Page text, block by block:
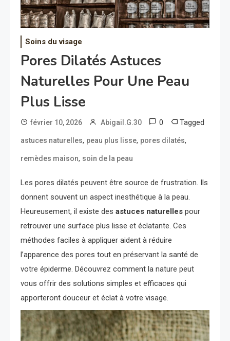
Soins du visage
Pores Dilatés Astuces
Naturelles Pour Une Peau
Plus Lisse
février 10, 2026 Abigail.G.30 0 Tagged
astuces naturelles, peau plus lisse, pores dilatés,
remèdes maison, soin de la peau
Les pores dilatés peuvent être source de frustration. Ils
donnent souvent un aspect inesthétique à la peau.
Heureusement, il existe des astuces naturelles pour
retrouver une surface plus lisse et éclatante. Ces
méthodes faciles à appliquer aident à réduire
l’apparence des pores tout en préservant la santé de
votre épiderme. Découvrez comment la nature peut
vous offrir des solutions simples et efficaces qui
apporteront douceur et éclat à votre visage.